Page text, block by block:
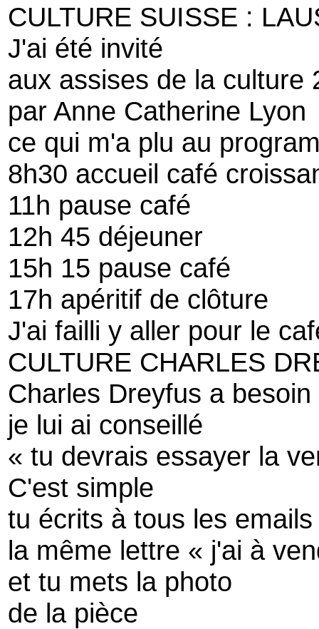
CULTURE SUISSE :
J'ai été invité
aux assises de la culture
par Anne Catherine Lyon
ce qui m'a plu au
8h30 accueil café
11h pause café
12h 45 déjeuner
15h 15 pause café
17h apéritif de clôture
J'ai failli y aller pour le
CULTURE CHARLES
Charles Dreyfus a
je lui ai conseillé
« tu devrais essayer la
C'est simple
tu écrits à tous les
la même lettre « j'ai à
et tu mets la photo
de la pièce